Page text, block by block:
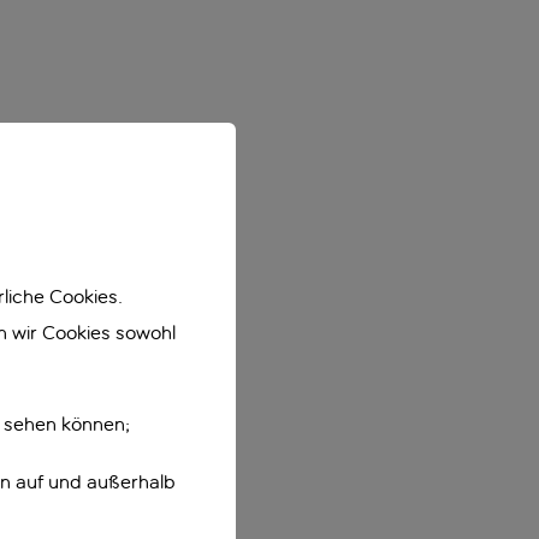
Cookies.
wir Cookies sowohl
können;
auf und außerhalb